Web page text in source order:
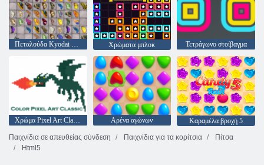
Πεταλούδα Kyodai HD Χρώματα μπλοκ Τετράγωνο στοίβαγμα
Αρένα αγώνων
Καραμέλα βροχή 5
Παιχνίδια σε απευθείας σύνδεση
Παιχνίδια για τα κορίτσια
Πίτσα
Html5